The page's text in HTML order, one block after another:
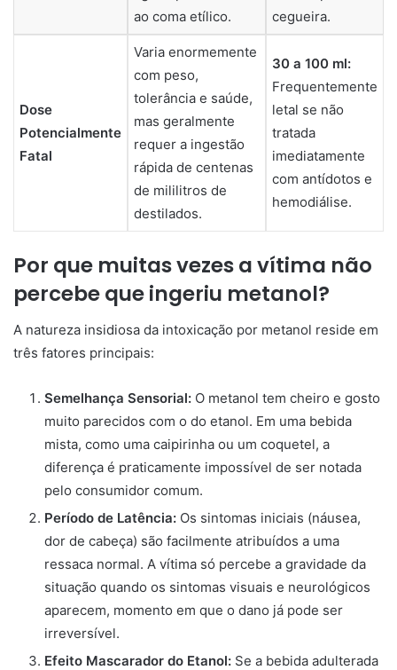
ao coma etílico.
cegueira.
Dose
Potencialmente
Fatal
Varia enormemente
com peso,
tolerância e saúde,
mas geralmente
requer a ingestão
rápida de centenas
de mililitros de
destilados.
30 a 100 ml:
Frequentemente
letal se não
tratada
imediatamente
com antídotos e
hemodiálise.
Por que muitas vezes a vítima não
percebe que ingeriu metanol?
A natureza insidiosa da intoxicação por metanol reside em
três fatores principais:
Semelhança Sensorial: O metanol tem cheiro e gosto
muito parecidos com o do etanol. Em uma bebida
mista, como uma caipirinha ou um coquetel, a
diferença é praticamente impossível de ser notada
pelo consumidor comum.
Período de Latência: Os sintomas iniciais (náusea,
dor de cabeça) são facilmente atribuídos a uma
ressaca normal. A vítima só percebe a gravidade da
situação quando os sintomas visuais e neurológicos
aparecem, momento em que o dano já pode ser
irreversível.
Efeito Mascarador do Etanol: Se a bebida adulterada